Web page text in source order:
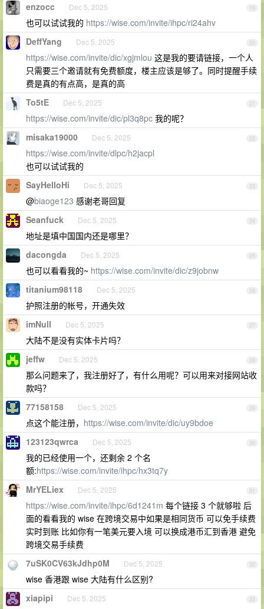
19
enzocc Dec 5, 2025
也可以试试我的 https://wise.com/invite/ihpc/ri24ahv
20
DeffYang Dec 5, 2025
https://wise.com/invite/dic/xgjmlou 这是我的要请链接，一个人
只需要三个邀请就有免费额度，楼主应该是够了。同时提醒手续
费是真的有点高，是真的高
21
To5tE Dec 5, 2025
https://wise.com/invite/dic/pl3q8pc 我的呢？
22
misaka19000 Dec 5, 2025
https://wise.com/invite/dlpc/h2jacpl
也可以试试我的
23
SayHelloHi Dec 5, 2025
@biaoge123 感谢老哥回复
24
Seanfuck Dec 5, 2025
地址是填中国国内还是哪里？
25
dacongda Dec 5, 2025
也可以看看我的~ https://wise.com/invite/dic/z9jobnw
26
titanium98118 Dec 5, 2025
护照注册的帐号，开通失效
27
imNull Dec 5, 2025
大陆不是没有实体卡片吗？
28
jeffw Dec 5, 2025
那么问题来了，我注册好了，有什么用呢？可以用来对接网站收
款吗？
29
77158158 Dec 5, 2025
点这个能注册， https://wise.com/invite/dic/uy9bdoe
30
123123qwrca Dec 5, 2025
我的已经使用一个，还剩余 2 个名
额:https://wise.com/invite/ihpc/hx3tq7y
31
MrYELiex Dec 5, 2025
https://wise.com/invite/ihpc/6d1241m 每个链接 3 个就够啦 后
面的看看我的 wise 在跨境交易中如果是相同货币 可以免手续费
实时到账 比如你有一笔美元要入境 可以换成港币汇到香港 避免
跨境交易手续费
32
7uSK0CV63kJdhp0M Dec 5, 2025
wise 香港跟 wise 大陆有什么区别?
33
xiapipi Dec 5, 2025